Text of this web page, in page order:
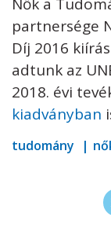
partnersége
Díj 2016
adtunk az
2018. évi
kiadványban
tudomány